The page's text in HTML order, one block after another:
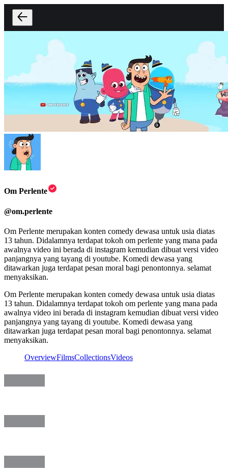
Om Perlente
@om.perlente
Om Perlente merupakan konten comedy dewasa untuk usia diatas
13 tahun. Didalamnya terdapat tokoh om perlente yang mana pada
awalnya video ini berada di instagram kemudian dibuat versi video
panjangnya yang tayang di youtube. Komedi dewasa yang
ditawarkan juga terdapat pesan moral bagi penontonnya. selamat
menyaksikan.
Om Perlente merupakan konten comedy dewasa untuk usia diatas
13 tahun. Didalamnya terdapat tokoh om perlente yang mana pada
awalnya video ini berada di instagram kemudian dibuat versi video
panjangnya yang tayang di youtube. Komedi dewasa yang
ditawarkan juga terdapat pesan moral bagi penontonnya. selamat
menyaksikan.
OverviewFilmsCollectionsVideos